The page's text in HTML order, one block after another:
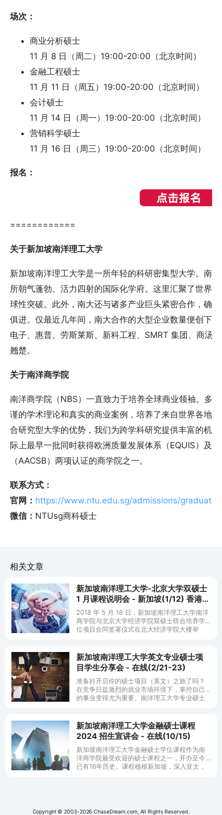
场次：
商业分析硕士
11 月 8 日（周二）19:00-20:00（北京时间）
金融工程硕士
11 月 11 日（周五）19:00-20:00（北京时间）
会计硕士
11 月 14 日（周一）19:00-20:00（北京时间）
营销科学硕士
11 月 16 日（周三）19:00-20:00（北京时间）
报名：
============
关于新加坡南洋理工大学
新加坡南洋理工大学是一所年轻的科研密集型大学。南
所朝气蓬勃、活力四射的国际化学府。这里汇聚了世界
球性突破。此外，南大还与诸多产业巨头紧密合作，确
俱进。仅最近几年间，南大合作的大型企业数量便创下
电子、惠普、劳斯莱斯、新科工程、SMRT 集团、商汤
翘楚。
关于南洋商学院
南洋商学院（NBS）一直致力于培养全球商业领袖。多
谨的学术理论和真实的商业案例，培养了来自世界各地
合研究型大学的优势，我们为跨学科研究提供丰富的机
际上最早一批同时获得欧洲质量发展体系（EQUIS）及
（AACSB）两项认证的商学院之一。
联系方式：
官网： https://www.ntu.edu.sg/admissions/graduate-
微信： NTUsg商科硕士
相关文章
新加坡南洋理工大学-北京大学双硕士
1 月课程说明会 - 新加坡(1/12) 香港
(1/19)
2018 年 5 月 18 日，新加坡南洋理工大学南洋
商学院与北京大学经济学院双硕士联合培养学
位项目合同签署仪式在北大经济学院大楼举
新加坡南洋理工大学英文专业硕士项
目学生分享会 - 在线(2/21-23)
准备好开启你的硕士项目（英文）之旅了吗？
在竞争日益激烈的就业市场环境下，掌控自己
的事业变得尤为重要。南洋理工大学专业硕士
新加坡南洋理工大学金融硕士课程
2024 招生宣讲会 - 在线(10/15)
新加坡南洋理工大学金融硕士学位课程作为南
洋商学院最受欢迎的硕士课程之一，开办至今
已有16年历史。课程植根新加坡，深入亚太，
Copyright © 2003-2026 ChaseDream.com, All Rights Reserved.